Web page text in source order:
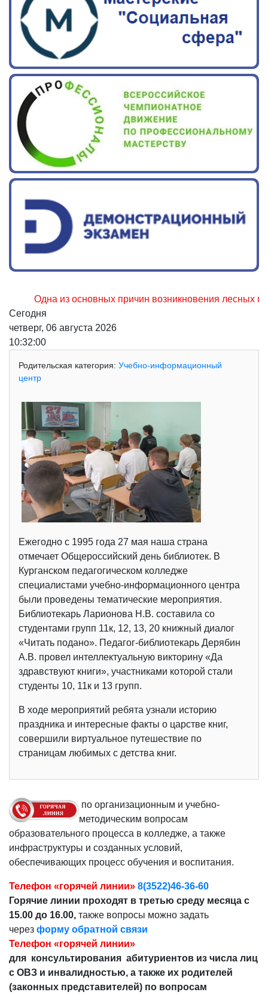
Одна из основных причин возникновения лесных
Сегодня
четверг, 06 августа 2026
10:32:01
Родительская категория: Учебно-информационный
центр
Ежегодно с 1995 года 27 мая наша страна
отмечает Общероссийский день библиотек. В
Курганском педагогическом колледже
специалистами учебно-информационного центра
были проведены тематические мероприятия.
Библиотекарь Ларионова Н.В. составила со
студентами групп 11к, 12, 13, 20 книжный диалог
«Читать подано». Педагог-библиотекарь Дерябин
А.В. провел интеллектуальную викторину «Да
здравствуют книги», участниками которой стали
студенты 10, 11к и 13 групп.
В ходе мероприятий ребята узнали историю
праздника и интересные факты о царстве книг,
совершили виртуальное путешествие по
страницам любимых с детства книг.
по организационным и учебно-
методическим вопросам
образовательного процесса в колледже, а также
инфраструктуры и созданных условий,
обеспечивающих процесс обучения и воспитания.
Телефон «горячей линии» 8(3522)46-36-60
Горячие линии проходят в третью среду месяца с
15.00 до 16.00, также вопросы можно задать
через форму обратной связи
Телефон «горячей линии»
для консультирования абитуриентов из числа лиц
с ОВЗ и инвалидностью, а также их родителей
(законных представителей) по вопросам